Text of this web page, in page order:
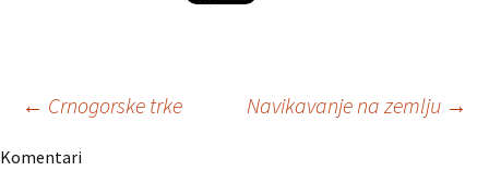
Navigacija
← Crnogorske trke Navikavanje na zemlju →
Komentari